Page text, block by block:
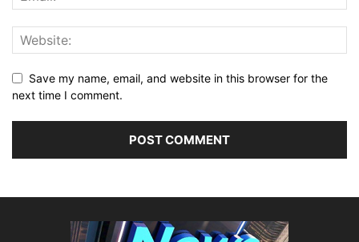
Save my name, email, and website in this browser for the
next time I comment.